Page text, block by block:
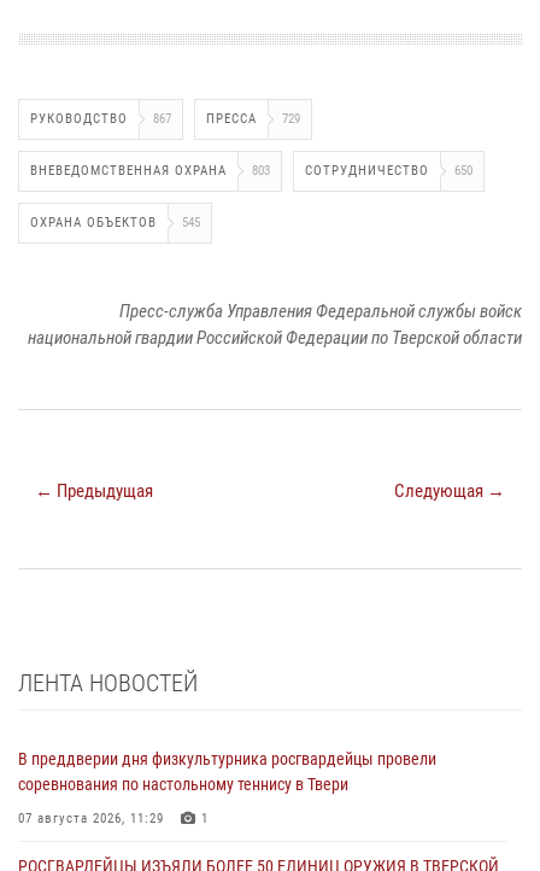
РУКОВОДСТВО 867 ПРЕССА 729
ВНЕВЕДОМСТВЕННАЯ ОХРАНА 803 СОТРУДНИЧЕСТВО 650
ОХРАНА ОБЪЕКТОВ 545
Пресс-служба Управления Федеральной службы войск
национальной гвардии Российской Федерации по Тверской области
← Предыдущая Следующая →
ЛЕНТА НОВОСТЕЙ
В преддверии дня физкультурника росгвардейцы провели
соревнования по настольному теннису в Твери
07 августа 2026, 11:29 1
РОСГВАРДЕЙЦЫ ИЗЪЯЛИ БОЛЕЕ 50 ЕДИНИЦ ОРУЖИЯ В ТВЕРСКОЙ